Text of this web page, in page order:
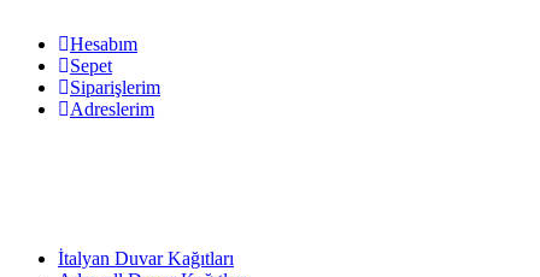
Hesabım
Sepet
Siparişlerim
Adreslerim
İtalyan Duvar Kağıtları